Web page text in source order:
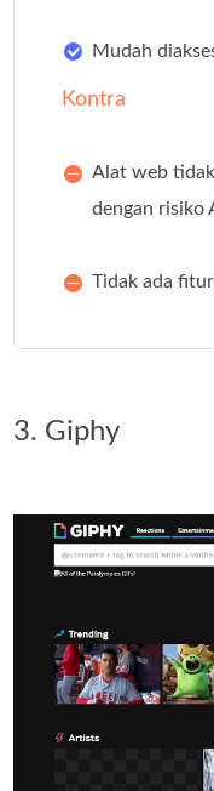
Mudah
Kontra
Alat web
dengan risiko
Tidak ada
3. Giphy